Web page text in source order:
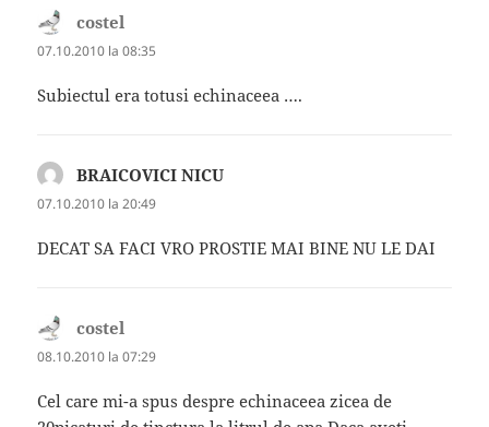
costel
07.10.2010 la 08:35
Subiectul era totusi echinaceea ….
BRAICOVICI NICU
07.10.2010 la 20:49
DECAT SA FACI VRO PROSTIE MAI BINE NU LE DAI
costel
08.10.2010 la 07:29
Cel care mi-a spus despre echinaceea zicea de